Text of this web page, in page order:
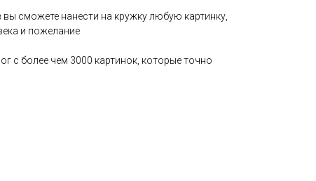
сможете нанести на кружку любую картинку,
и пожелание
с более чем 3000 картинок, которые точно